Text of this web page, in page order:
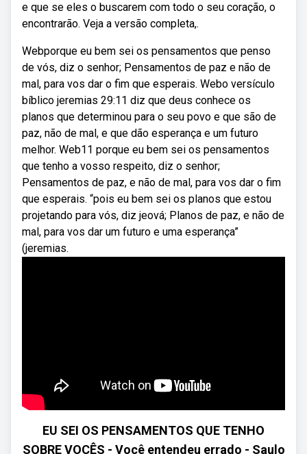
e que se eles o buscarem com todo o seu coração, o
encontrarão. Veja a versão completa,.
Webporque eu bem sei os pensamentos que penso
de vós, diz o senhor; Pensamentos de paz e não de
mal, para vos dar o fim que esperais. Webo versículo
bíblico jeremias 29:11 diz que deus conhece os
planos que determinou para o seu povo e que são de
paz, não de mal, e que dão esperança e um futuro
melhor. Web11 porque eu bem sei os pensamentos
que tenho a vosso respeito, diz o senhor;
Pensamentos de paz, e não de mal, para vos dar o fim
que esperais. “pois eu bem sei os planos que estou
projetando para vós, diz jeová; Planos de paz, e não de
mal, para vos dar um futuro e uma esperança”
(jeremias.
EU SEI OS PENSAMENTOS QUE TENHO
SOBRE VOCÊS - Você entendeu errado - Saulo